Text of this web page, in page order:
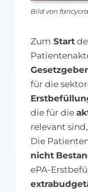
nach:Bild von
Zum Start
Gesetzgeber
für die
die für die
relevant
Die
nicht
ePA-